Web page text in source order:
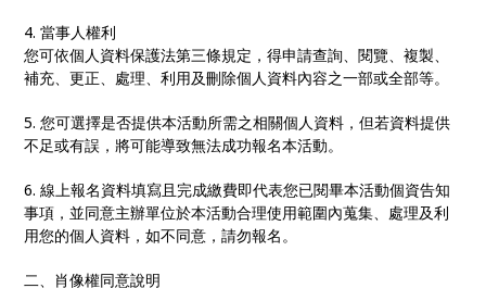
4. 當事人權利
您可依個人資料保護法第三條規定，得申請查詢、閱覽、複製、
補充、更正、處理、利用及刪除個人資料內容之一部或全部等。
5. 您可選擇是否提供本活動所需之相關個人資料，但若資料提供
不足或有誤，將可能導致無法成功報名本活動。
6. 線上報名資料填寫且完成繳費即代表您已閱畢本活動個資告知
事項，並同意主辦單位於本活動合理使用範圍內蒐集、處理及利
用您的個人資料，如不同意，請勿報名。
二、肖像權同意說明